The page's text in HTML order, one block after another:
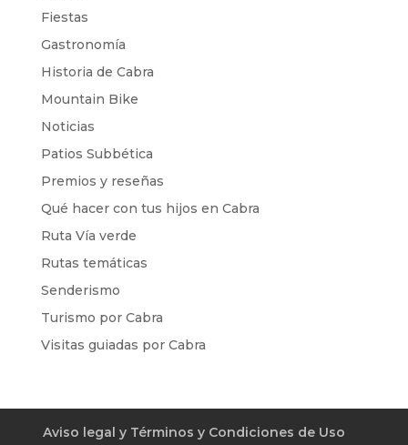
Fiestas
Gastronomía
Historia de Cabra
Mountain Bike
Noticias
Patios Subbética
Premios y reseñas
Qué hacer con tus hijos en Cabra
Ruta Vía verde
Rutas temáticas
Senderismo
Turismo por Cabra
Visitas guiadas por Cabra
Aviso legal y Términos y Condiciones de Uso